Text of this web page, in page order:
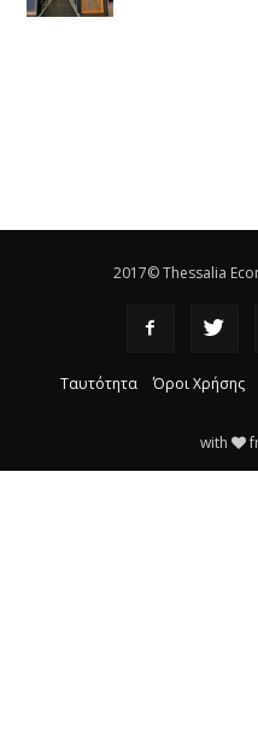
2017© Thessalia
Ταυτότητα Όροι Χρήσης
with